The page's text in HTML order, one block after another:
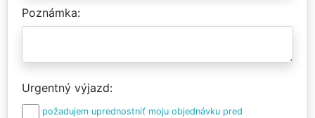
Poznámka
Urgentný výjazd
požadujem uprednostniť moju objednávku pred